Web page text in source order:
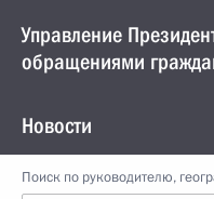
Управление
обращениями
Новости
Поиск по руководителю,